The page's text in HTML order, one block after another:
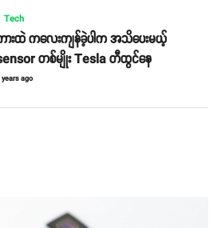
Tech
ားထဲ ကလေးကျန်ခဲ့ပါက အသိပေးမယ့်
တစ်မျိုး Tesla တီထွင်နေ
years ago